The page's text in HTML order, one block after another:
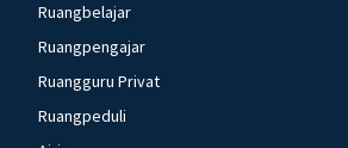
Ruangbelajar
Ruangpengajar
Ruangguru Privat
Ruangpeduli